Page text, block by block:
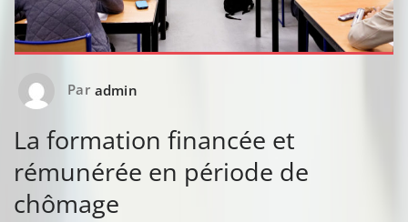
Par admin
La formation financée et
rémunérée en période de
chômage